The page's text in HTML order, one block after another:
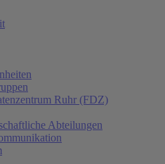
Ruhr (FDZ)
Abteilungen